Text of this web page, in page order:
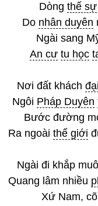
Dòng thế sự
Do nhân duyên
Ngài sang
An cư tu học
Nơi đất khách
Ngôi Pháp Duyên
Bước đường
Ra ngoài thế giới
Ngài đi khắp
Quang lâm nhiều
Xứ Nam,